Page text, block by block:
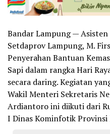
Bandar Lampung —
Setdaprov Lampung, M.
Penyerahan Bantuan
Sapi dalam rangka Hari
secara daring. Kegiatan
Wakil Menteri Sekretaris
Ardiantoro ini diikuti dari
I Dinas Kominfotik Provinsi